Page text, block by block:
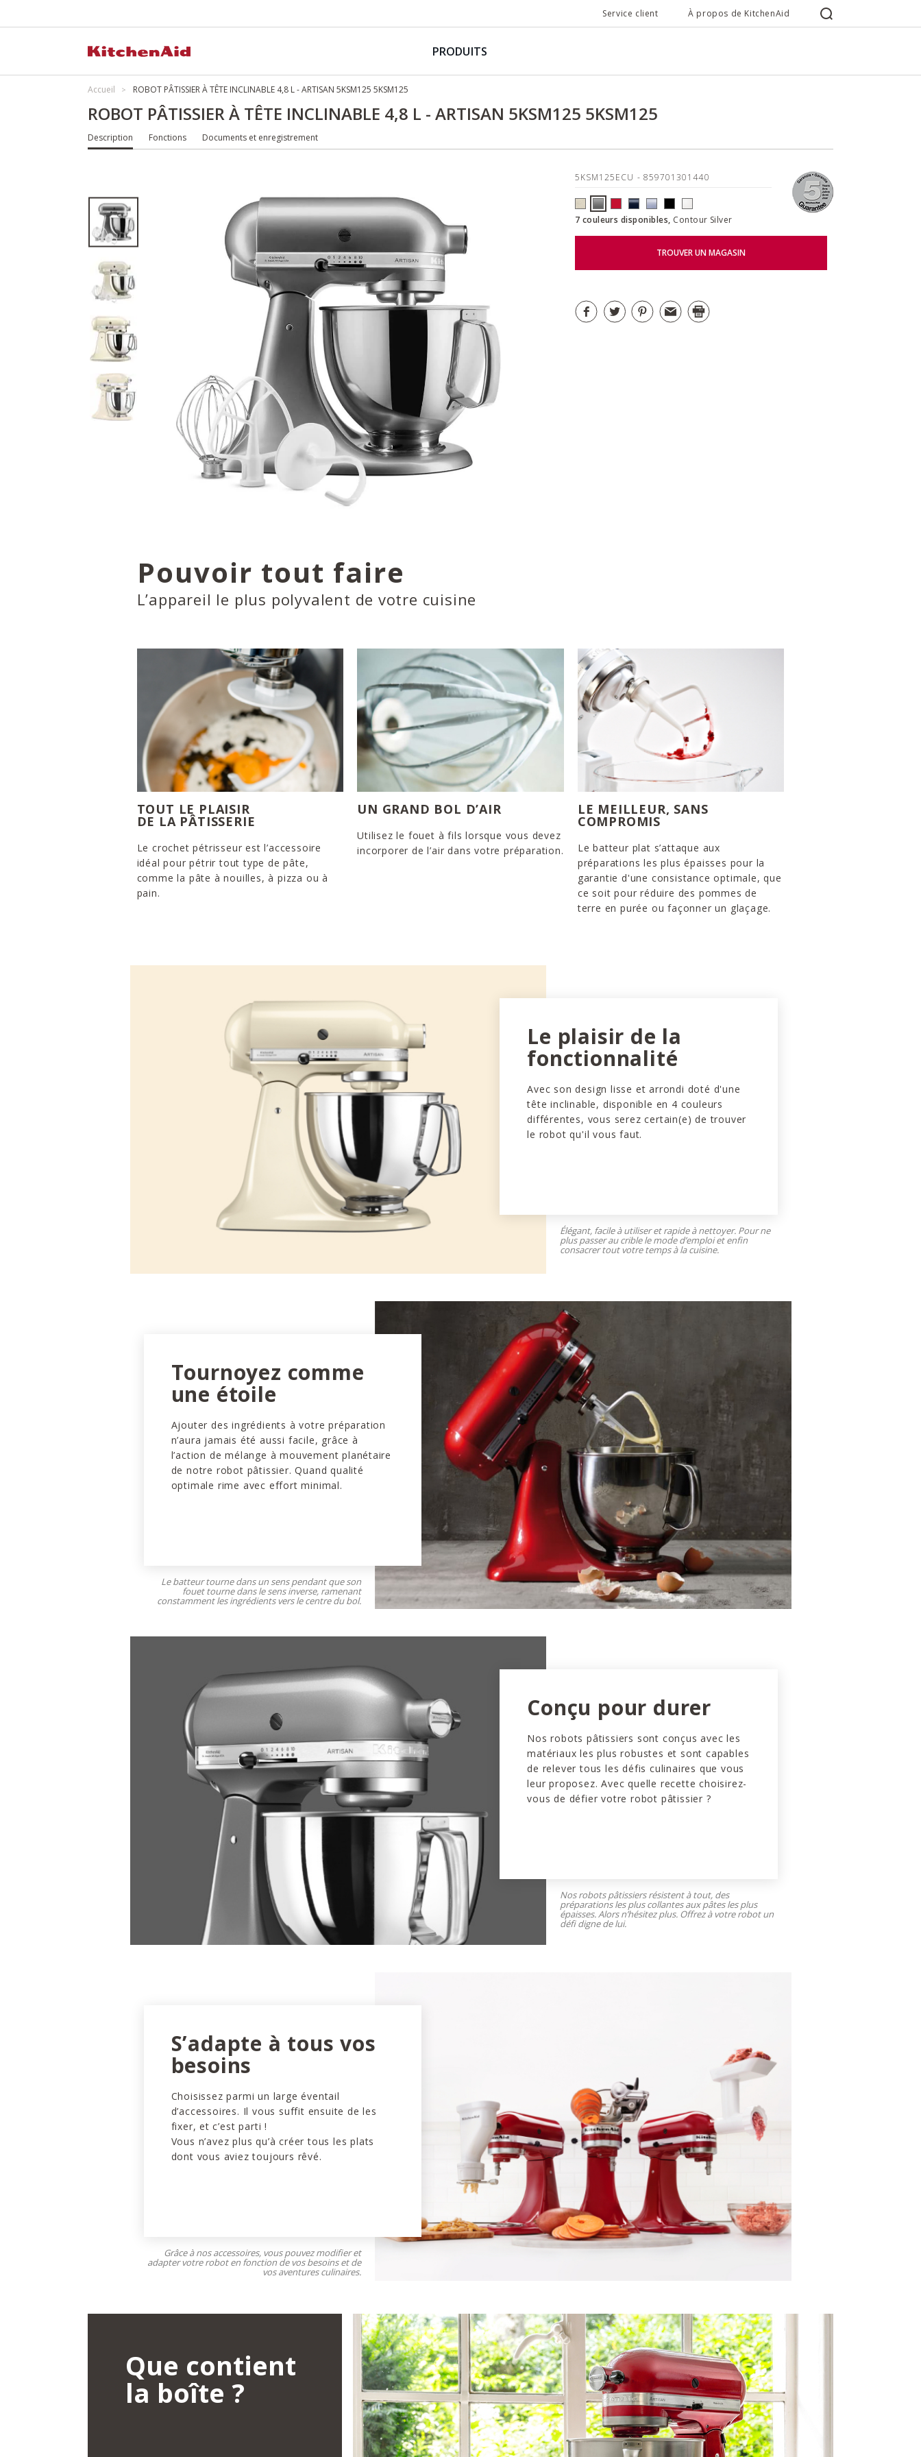
Service client À propos de KitchenAid
PRODUITS
Accueil ROBOT PÂTISSIER À TÊTE INCLINABLE 4,8 L - ARTISAN 5KSM125 5KSM125
ROBOT PÂTISSIER À TÊTE INCLINABLE 4,8 L - ARTISAN 5KSM125 5KSM125
Description Fonctions Documents et enregistrement
5KSM125ECU - 859701301440
7 couleurs disponibles, Contour Silver
TROUVER UN MAGASIN
Pouvoir tout faire
L’appareil le plus polyvalent de votre cuisine
TOUT LE PLAISIR
DE LA PÂTISSERIE
Le crochet pétrisseur est l’accessoire
idéal pour pétrir tout type de pâte,
comme la pâte à nouilles, à pizza ou à
pain.
UN GRAND BOL D’AIR
Utilisez le fouet à fils lorsque vous devez
incorporer de l’air dans votre préparation.
LE MEILLEUR, SANS
COMPROMIS
Le batteur plat s’attaque aux
préparations les plus épaisses pour la
garantie d'une consistance optimale, que
ce soit pour réduire des pommes de
terre en purée ou façonner un glaçage.
Le plaisir de la
fonctionnalité
Avec son design lisse et arrondi doté d'une
tête inclinable, disponible en 4 couleurs
différentes, vous serez certain(e) de trouver
le robot qu'il vous faut.
Élégant, facile à utiliser et rapide à nettoyer. Pour ne
plus passer au crible le mode d’emploi et enfin
consacrer tout votre temps à la cuisine.
Tournoyez comme
une étoile
Ajouter des ingrédients à votre préparation
n’aura jamais été aussi facile, grâce à
l’action de mélange à mouvement planétaire
de notre robot pâtissier. Quand qualité
optimale rime avec effort minimal.
Le batteur tourne dans un sens pendant que son
fouet tourne dans le sens inverse, ramenant
constamment les ingrédients vers le centre du bol.
Conçu pour durer
Nos robots pâtissiers sont conçus avec les
matériaux les plus robustes et sont capables
de relever tous les défis culinaires que vous
leur proposez. Avec quelle recette choisirez-
vous de défier votre robot pâtissier ?
Nos robots pâtissiers résistent à tout, des
préparations les plus collantes aux pâtes les plus
épaisses. Alors n’hésitez plus. Offrez à votre robot un
défi digne de lui.
S’adapte à tous vos
besoins
Choisissez parmi un large éventail
d’accessoires. Il vous suffit ensuite de les
fixer, et c’est parti !
Vous n’avez plus qu’à créer tous les plats
dont vous aviez toujours rêvé.
Grâce à nos accessoires, vous pouvez modifier et
adapter votre robot en fonction de vos besoins et de
vos aventures culinaires.
Que contient
la boîte ?